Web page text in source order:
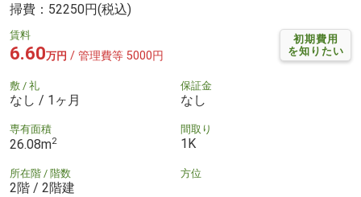
掃費：52250円(税込)
初期費用
を知りたい
賃料
6.60万円 / 管理費等 5000円
敷 / 礼
なし / 1ヶ月
保証金
なし
専有面積
26.08m2
間取り
1K
所在階 / 階数
2階 / 2階建
方位